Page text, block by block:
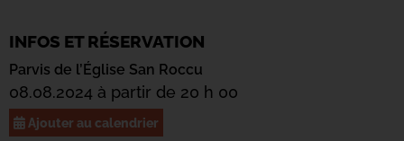
INFOS ET RÉSERVATION
Parvis de l’Église San Roccu
08.08.2024 à partir de 20 h 00
Ajouter au calendrier